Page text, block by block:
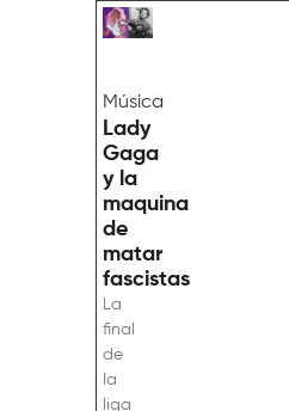
Música
Lady
Gaga
y la
maquina
de
matar
fascistas
La
final
de
la
liga